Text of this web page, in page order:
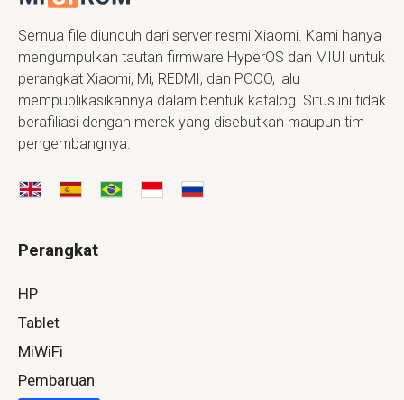
Semua file diunduh dari server resmi Xiaomi. Kami hanya
mengumpulkan tautan firmware HyperOS dan MIUI untuk
perangkat Xiaomi, Mi, REDMI, dan POCO, lalu
mempublikasikannya dalam bentuk katalog. Situs ini tidak
berafiliasi dengan merek yang disebutkan maupun tim
pengembangnya.
Perangkat
HP
Tablet
MiWiFi
Pembaruan